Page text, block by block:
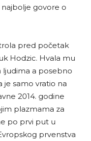
najbolje govore o
pred početak
Hodzic. Hvala mu
ljudima a posebno
je samo vratio na
2014. godine
plazmama za
po prvi put u
prvenstva